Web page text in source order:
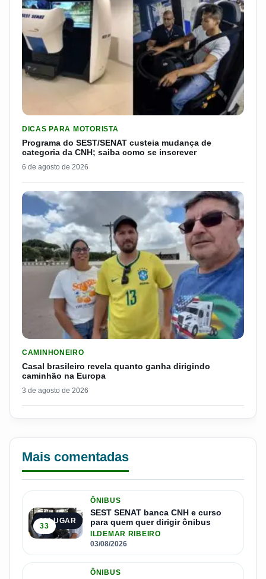
DICAS PARA MOTORISTA
Programa do SEST/SENAT custeia mudança de
categoria da CNH; saiba como se inscrever
6 de agosto de 2026
CAMINHONEIRO
Casal brasileiro revela quanto ganha dirigindo
caminhão na Europa
3 de agosto de 2026
Mais comentadas
1º LUGAR
33
ÔNIBUS
SEST SENAT banca CNH e curso
para quem quer dirigir ônibus
ILDEMAR RIBEIRO
03/08/2026
ÔNIBUS